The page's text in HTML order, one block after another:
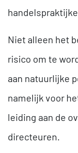
Niet alleen het
risico om te
aan natuurlijke
namelijk voor
leiding aan de
directeuren.